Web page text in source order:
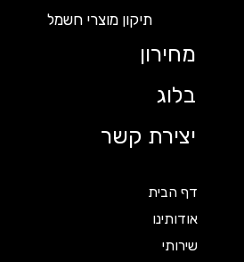
תיקון מוצרי חשמל
מחירון
בלוג
יצירת קשר
דף הבית
אודותינו
שירותי